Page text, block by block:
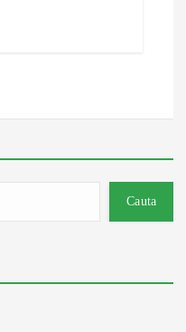
Cauta